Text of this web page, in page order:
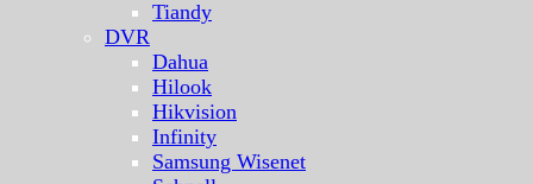
Tiandy
DVR
Dahua
Hilook
Hikvision
Infinity
Samsung Wisenet